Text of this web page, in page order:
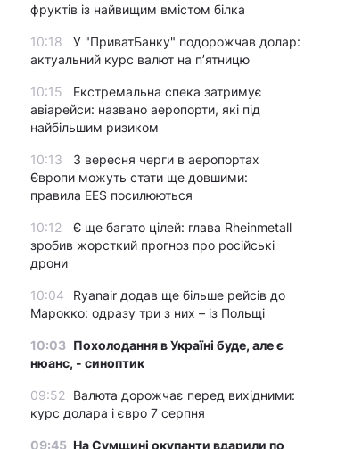
фруктів із найвищим вмістом білка
10:18
У "ПриватБанку" подорожчав долар:
актуальний курс валют на п’ятницю
10:15
Екстремальна спека затримує
авіарейси: названо аеропорти, які під
найбільшим ризиком
10:13
З вересня черги в аеропортах
Європи можуть стати ще довшими:
правила EES посилюються
10:12
Є ще багато цілей: глава Rheinmetall
зробив жорсткий прогноз про російські
дрони
10:04
Ryanair додав ще більше рейсів до
Марокко: одразу три з них – із Польщі
10:03 Похолодання в Україні буде, але є
нюанс, - синоптик
09:52
Валюта дорожчає перед вихідними:
курс долара і євро 7 серпня
09:45 На Сумщині окупанти вдарили по